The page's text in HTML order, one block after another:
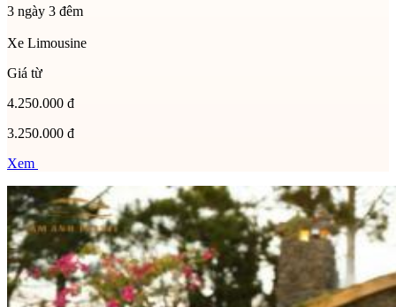
3 ngày 3 đêm
Xe Limousine
Giá từ
4.250.000 đ
3.250.000 đ
Xem